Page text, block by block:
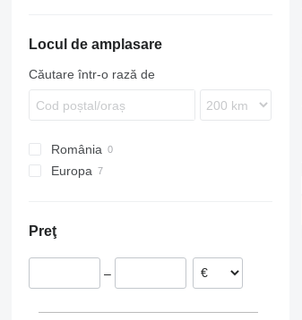
Locul de amplasare
Căutare într-o rază de
România
Europa
Preţ
–